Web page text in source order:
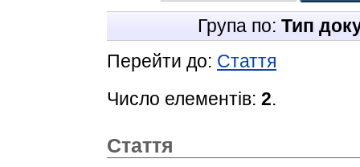
Група по: Тип
Перейти до: Стаття
Число елементів: 2.
Стаття